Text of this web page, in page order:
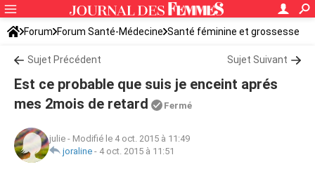
Forum Forum Santé-Médecine Santé féminine et grossesse
Sujet Précédent Sujet Suivant
Est ce probable que suis je enceint aprés
mes 2mois de retard
Fermé
julie - Modifié le 4 oct. 2015 à 11:49
joraline - 4 oct. 2015 à 11:51